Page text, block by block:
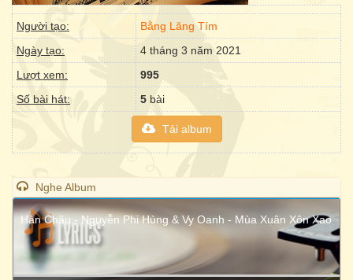
Người tạo:
Bằng Lăng Tím
Ngày tạo:
4 tháng 3 năm 2021
Lượt xem:
995
Số bài hát:
5 bài
Tải album
Nghe Album
Hàn Châu - Nguyễn Phi Hùng & Vy Oanh - Mùa Xuân Xôn Xao